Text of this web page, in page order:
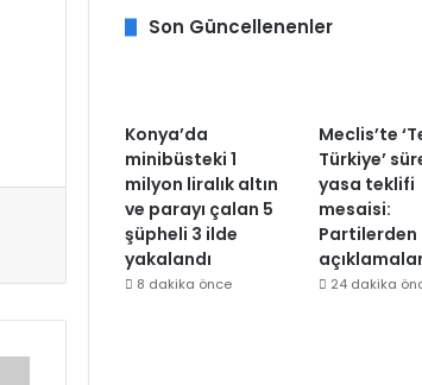
Son Güncellenenler
Konya’da
minibüsteki 1
milyon liralık altın
ve parayı çalan 5
şüpheli 3 ilde
yakalandı
8 dakika önce
Meclis’te
Türkiye’
yasa teklifi
mesaisi:
Partilerden
24 dakika